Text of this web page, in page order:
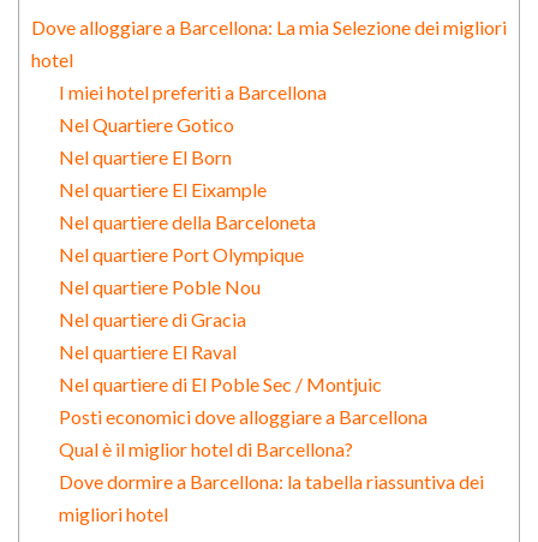
Dove alloggiare a Barcellona: La mia Selezione dei migliori
hotel
I miei hotel preferiti a Barcellona
Nel Quartiere Gotico
Nel quartiere El Born
Nel quartiere El Eixample
Nel quartiere della Barceloneta
Nel quartiere Port Olympique
Nel quartiere Poble Nou
Nel quartiere di Gracia
Nel quartiere El Raval
Nel quartiere di El Poble Sec / Montjuic
Posti economici dove alloggiare a Barcellona
Qual è il miglior hotel di Barcellona?
Dove dormire a Barcellona: la tabella riassuntiva dei
migliori hotel